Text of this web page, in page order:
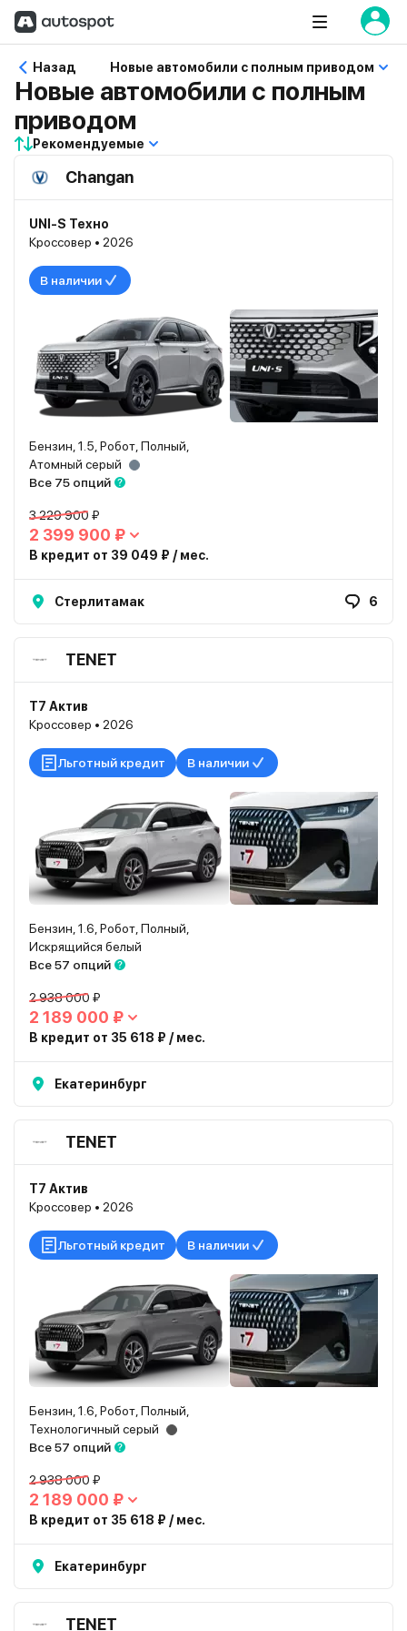
Назад Новые автомобили с полным приводом
Новые автомобили с полным
приводом
Рекомендуемые
Changan
UNI-S Техно
Кроссовер • 2026
В наличии
Бензин, 1.5, Робот, Полный,
Атомный серый
Все 75 опций
3 229 900 ₽
2 399 900 ₽
В кредит от 39 049 ₽ / мес.
Стерлитамак 6
TENET
T7 Актив
Кроссовер • 2026
Льготный кредит В наличии
Бензин, 1.6, Робот, Полный,
Искрящийся белый
Все 57 опций
2 938 000 ₽
2 189 000 ₽
В кредит от 35 618 ₽ / мес.
Екатеринбург
TENET
T7 Актив
Кроссовер • 2026
Льготный кредит В наличии
Бензин, 1.6, Робот, Полный,
Технологичный серый
Все 57 опций
2 938 000 ₽
2 189 000 ₽
В кредит от 35 618 ₽ / мес.
Екатеринбург
TENET